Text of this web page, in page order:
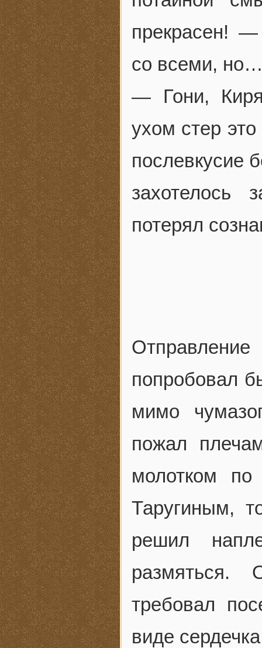
прекрасен! —
со всеми,
— Гони,
ухом стер
послевкусие
захотелось
потерял
попробовал
мимо
пожал
молотком
Таругиным,
решил
размяться.
требовал
виде